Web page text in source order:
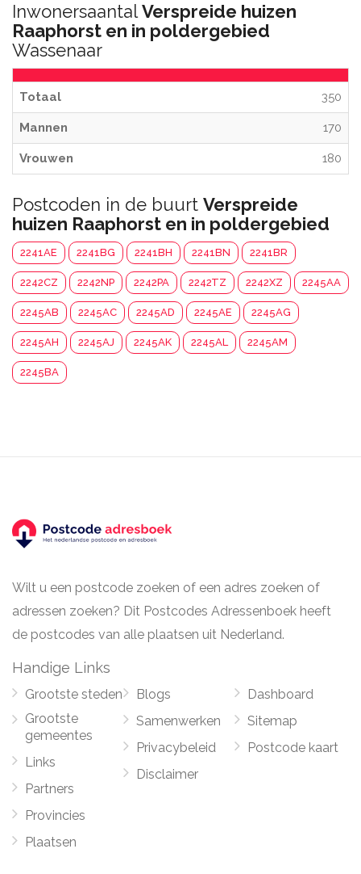
InwonersaantalVerspreide huizen
Raaphorst en in poldergebied
Wassenaar
Totaal 350
Mannen 170
Vrouwen 180
Postcoden in de buurt Verspreide
huizen Raaphorst en in poldergebied
2241AE 2241BG 2241BH 2241BN 2241BR
2242CZ 2242NP 2242PA 2242TZ 2242XZ 2245AA
2245AB 2245AC 2245AD 2245AE 2245AG
2245AH 2245AJ 2245AK 2245AL 2245AM
2245BA
Wilt u een postcode zoeken of een adres zoeken of
adressen zoeken? Dit Postcodes Adressenboek heeft
de postcodes van alle plaatsen uit Nederland.
Handige Links
Grootste steden
Grootste
gemeentes
Links
Partners
Provincies
Plaatsen
Blogs
Samenwerken
Privacybeleid
Disclaimer
Dashboard
Sitemap
Postcode kaart